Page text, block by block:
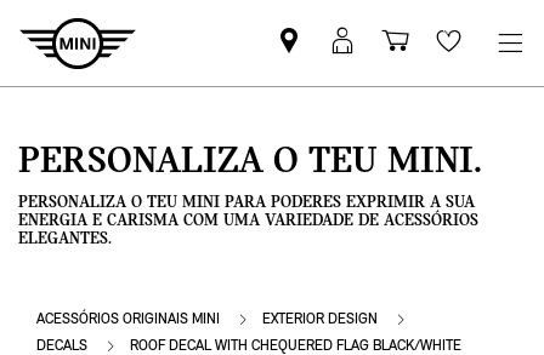
Pesquisar
parceiro
Iniciar
sessão
Carrinho
de
Wishlist
PERSONALIZA O TEU MINI.
PERSONALIZA O TEU MINI PARA PODERES EXPRIMIR A SUA
ENERGIA E CARISMA COM UMA VARIEDADE DE ACESSÓRIOS
ELEGANTES.
ACESSÓRIOS ORIGINAIS MINI
EXTERIOR DESIGN
DECALS
ROOF DECAL WITH CHEQUERED FLAG BLACK/WHITE